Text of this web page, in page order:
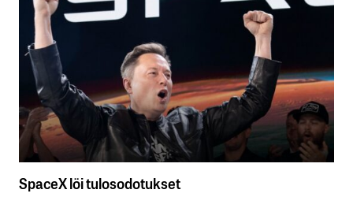
SpaceX löi tulosodotukset